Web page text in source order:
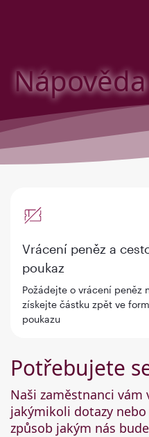
Nápověda
Vrácení peněz a
poukaz
Požádejte o vrácení peněz
získejte částku zpět ve
poukazu
Potřebujete
Naši zaměstnanci
jakýmikoli dotazy
způsob jakým nás